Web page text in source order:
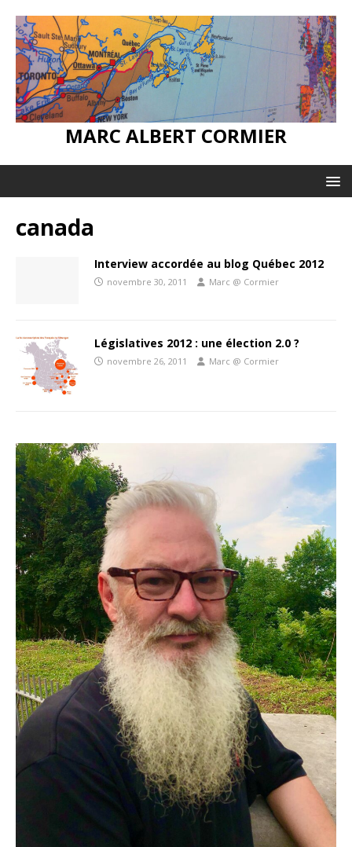
MARC ALBERT CORMIER
canada
Interview accordée au blog Québec 2012
novembre 30, 2011 Marc @ Cormier
Législatives 2012 : une élection 2.0 ?
novembre 26, 2011 Marc @ Cormier